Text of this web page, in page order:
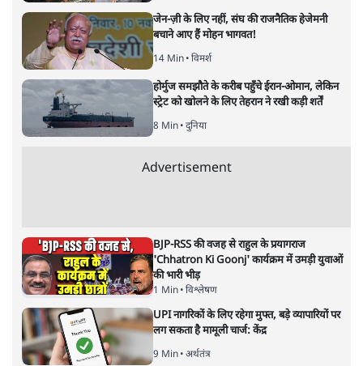
जेन-ज़ी के लिए नहीं, संघ की राजनैतिक हेजेमनी
बचाने आए हैं मोहन भागवत!
14 Min• विमर्श
होर्मुज समझौते के करीब पहुँचे ईरान-ओमान, लेकिन
स्ट्रेट को खोलने के लिए तेहरान ने रखी कड़ी शर्तें
8 Min• दुनिया
Advertisement
BJP-RSS की वजह से राहुल के प्रयागराज
'Chhatron Ki Goonj' कार्यक्रम में उमड़ी युवाओं
की भारी भीड़
1 Min• विश्लेषण
UPI नागरिकों के लिए रहेगा मुफ्त, बड़े व्यापारियों पर
लग सकता है मामूली चार्ज: केंद्र
9 Min• अर्थतंत्र